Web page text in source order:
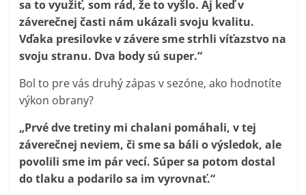
sa to využiť, som rád, že to vyšlo. Aj keď v
záverečnej časti nám ukázali svoju kvalitu.
Vďaka presilovke v závere sme strhli víťazstvo na
svoju stranu. Dva body sú super.“
Bol to pre vás druhý zápas v sezóne, ako hodnotíte
výkon obrany?
„Prvé dve tretiny mi chalani pomáhali, v tej
záverečnej neviem, či sme sa báli o výsledok, ale
povolili sme im pár vecí. Súper sa potom dostal
do tlaku a podarilo sa im vyrovnať.“